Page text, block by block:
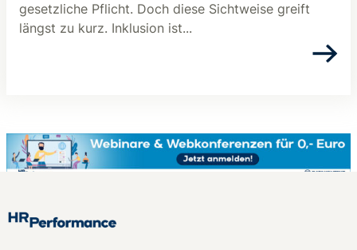
gesetzliche Pflicht. Doch diese Sichtweise greift
längst zu kurz. Inklusion ist...